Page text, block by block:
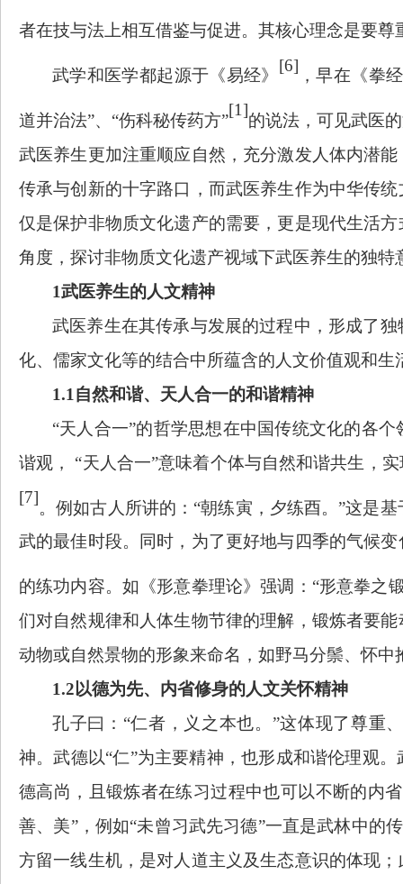
者在技与法上相互借鉴与促进。其核心理念是要尊
武学和医学都起源于《易经》
[6]
，早在《拳
道并治法”、“伤科秘传药方”
[1]
的说法，可见武医
武医养生更加注重顺应自然，充分激发人体内潜
传承与创新的十字路口，而武医养生作为中华传
仅是保护非物质文化遗产的需要，更是现代生活
角度，探讨非物质文化遗产视域下武医养生的独特
1武医养生的人文精神
武医养生在其传承与发展的过程中，形成了
化、儒家文化等的结合中所蕴含的人文价值观和生
1.1自然和谐、天人合一的和谐精神
“天人合一”的哲学思想在中国传统文化的各
谐观， “天人合一”意味着个体与自然和谐共生，
[7]
。例如古人所讲的： “朝练寅，夕练酉。”这是
武的最佳时段。同时，为了更好地与四季的气候
的练功内容。如《形意拳理论》强调：“形意拳之
们对自然规律和人体生物节律的理解，锻炼者要
动物或自然景物的形象来命名，如野马分鬃、怀
1.2以德为先、内省修身的人文关怀精神
孔子曰： “仁者，义之本也。”这体现了尊重
神。武德以“仁”为主要精神，也形成和谐伦理观
德高尚，且锻炼者在练习过程中也可以不断的内
善、美”，例如“未曾习武先习德”一直是武林中的
方留一线生机，是对人道主义及生态意识的体现